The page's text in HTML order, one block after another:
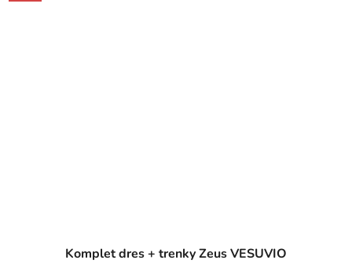
Komplet dres + trenky Zeus VESUVIO